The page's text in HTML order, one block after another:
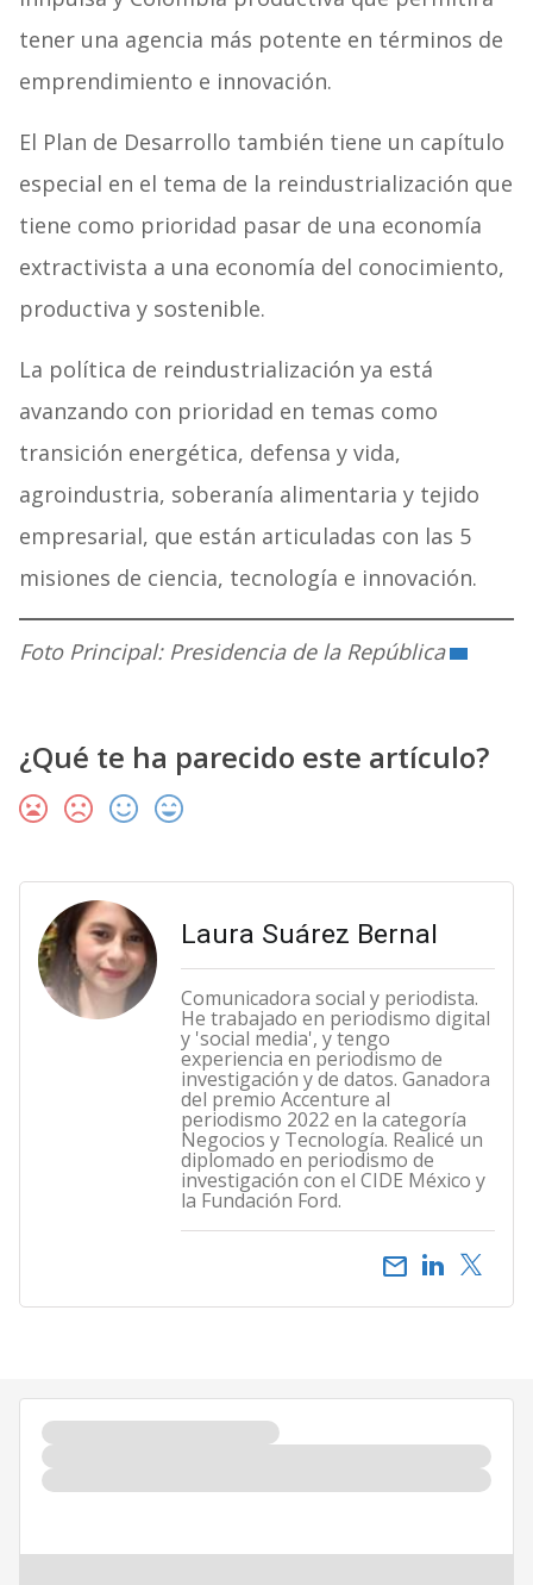
tener una agencia más potente en términos de
emprendimiento e innovación.
El Plan de Desarrollo también tiene un capítulo
especial en el tema de la reindustrialización que
tiene como prioridad pasar de una economía
extractivista a una economía del conocimiento,
productiva y sostenible.
La política de reindustrialización ya está
avanzando con prioridad en temas como
transición energética, defensa y vida,
agroindustria, soberanía alimentaria y tejido
empresarial, que están articuladas con las 5
misiones de ciencia, tecnología e innovación.
Foto Principal: Presidencia de la República
¿Qué te ha parecido este artículo?
Laura Suárez Bernal
Comunicadora social y periodista.
He trabajado en periodismo digital
y 'social media', y tengo
experiencia en periodismo de
investigación y de datos. Ganadora
del premio Accenture al
periodismo 2022 en la categoría
Negocios y Tecnología. Realicé un
diplomado en periodismo de
investigación con el CIDE México y
la Fundación Ford.
email